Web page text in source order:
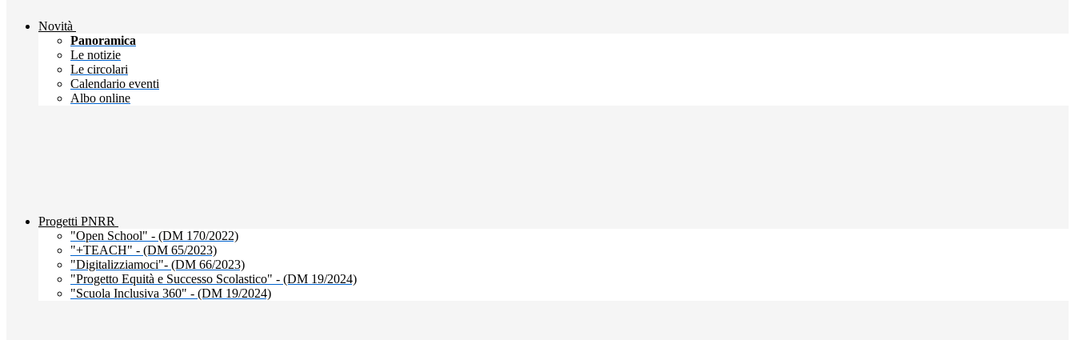
Novità
Panoramica
Le notizie
Le circolari
Calendario eventi
Albo online
Progetti PNRR
"Open School" - (DM 170/2022)
"+TEACH" - (DM 65/2023)
"Digitalizziamoci"- (DM 66/2023)
"Progetto Equità e Successo Scolastico" - (DM 19/2024)
"Scuola Inclusiva 360" - (DM 19/2024)